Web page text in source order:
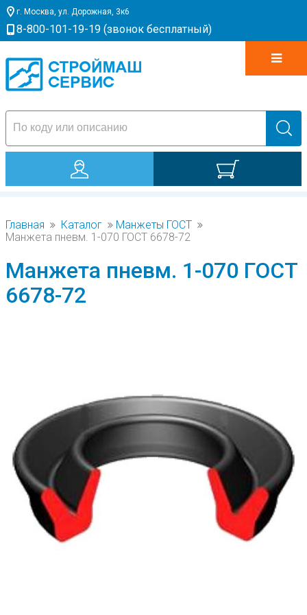
г. Москва, ул. Дорожная, 3к6
8-800-101-19-19 (звонок бесплатный)
Главная Каталог
Манжеты ГОСТ
Манжета пневм. 1-070 ГОСТ 6678-72
Манжета пневм. 1-070 ГОСТ
6678-72